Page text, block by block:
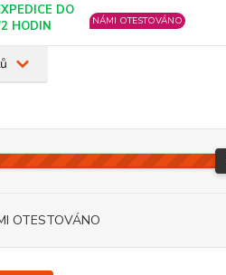
DO
HODIN
NÁMI OTESTOVÁNO
OTESTOVÁNO